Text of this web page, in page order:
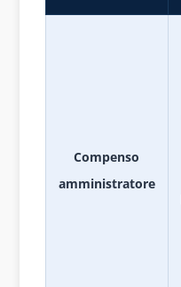
Compenso
amministratore